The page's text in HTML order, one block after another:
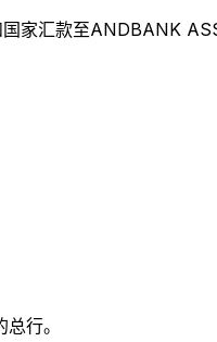
家汇款至ANDBANK
行。